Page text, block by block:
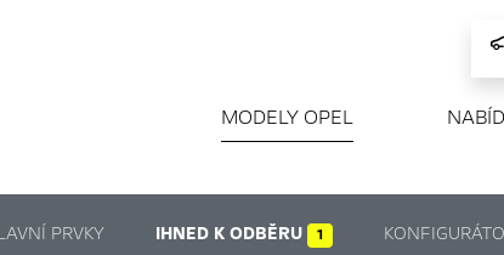
MODELY OPEL
PRVKY IHNED K ODBĚRU 1